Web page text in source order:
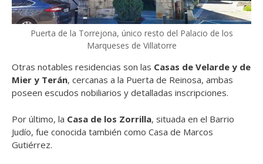
Puerta de la Torrejona, único resto del Palacio de los
Marqueses de Villatorre
Otras notables residencias son las Casas de Velarde y de
Mier y Terán, cercanas a la Puerta de Reinosa, ambas
poseen escudos nobiliarios y detalladas inscripciones.
Por último, la Casa de los Zorrilla, situada en el Barrio
Judío, fue conocida también como Casa de Marcos
Gutiérrez.